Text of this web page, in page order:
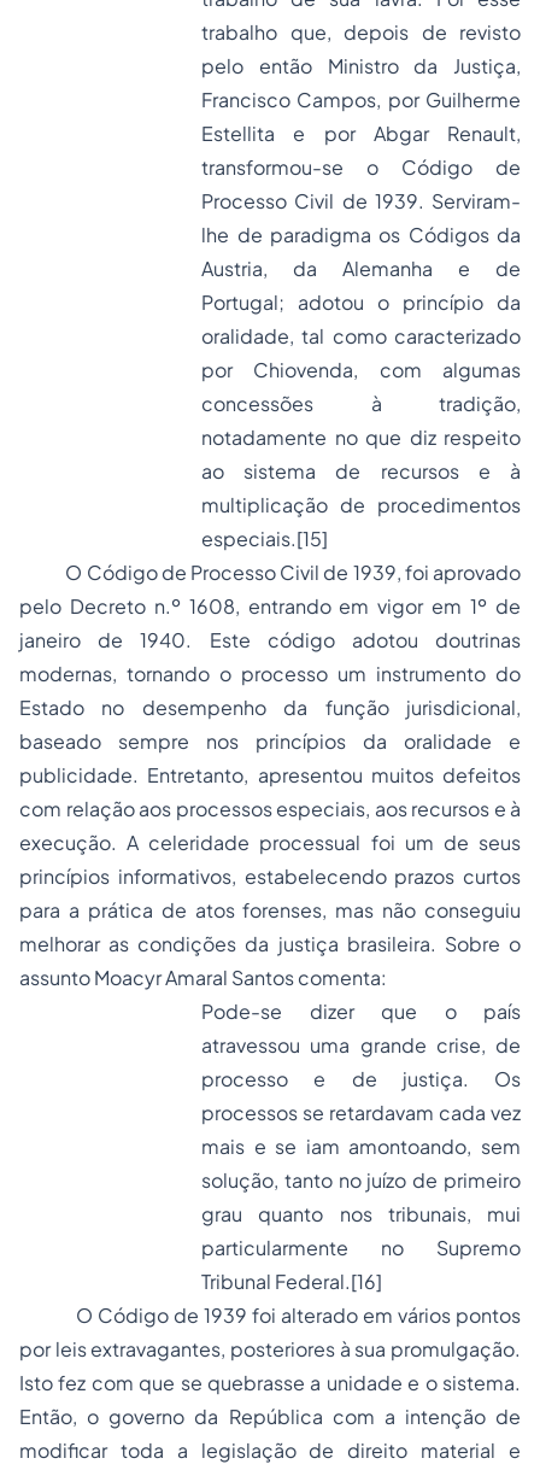
trabalho que, depois de revisto
pelo então Ministro da Justiça,
Francisco Campos, por Guilherme
Estellita e por Abgar Renault,
transformou-se o Código de
Processo Civil de 1939. Serviram-
lhe de paradigma os Códigos da
Austria, da Alemanha e de
Portugal; adotou o princípio da
oralidade, tal como caracterizado
por Chiovenda, com algumas
concessões à tradição,
notadamente no que diz respeito
ao sistema de recursos e à
multiplicação de procedimentos
especiais.[15]
O Código de Processo Civil de 1939, foi aprovado
pelo Decreto n.º 1608, entrando em vigor em 1º de
janeiro de 1940. Este código adotou doutrinas
modernas, tornando o processo um instrumento do
Estado no desempenho da função jurisdicional,
baseado sempre nos princípios da oralidade e
publicidade. Entretanto, apresentou muitos defeitos
com relação aos processos especiais, aos recursos e à
execução. A celeridade processual foi um de seus
princípios informativos, estabelecendo prazos curtos
para a prática de atos forenses, mas não conseguiu
melhorar as condições da justiça brasileira. Sobre o
assunto Moacyr Amaral Santos comenta:
Pode-se dizer que o país
atravessou uma grande crise, de
processo e de justiça. Os
processos se retardavam cada vez
mais e se iam amontoando, sem
solução, tanto no juízo de primeiro
grau quanto nos tribunais, mui
particularmente no Supremo
Tribunal Federal.[16]
O Código de 1939 foi alterado em vários pontos
por leis extravagantes, posteriores à sua promulgação.
Isto fez com que se quebrasse a unidade e o sistema.
Então, o governo da República com a intenção de
modificar toda a legislação de direito material e